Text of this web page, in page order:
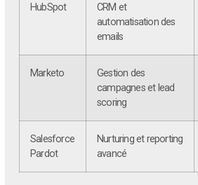
HubSpot
CRM et
automatisation des
emails
Marketo
Gestion des
campagnes et lead
scoring
Salesforce
Pardot
Nurturing et reporting
avancé